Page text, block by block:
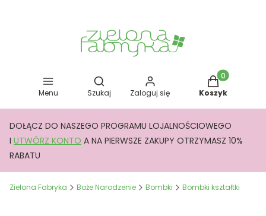
Menu
Otwórz wyszukiwarkę
Szukaj Zaloguj się
Produkty w
Koszyk
DOŁĄCZ DO NASZEGO PROGRAMU LOJALNOŚCIOWEGO
I UTWÓRZ KONTO A NA PIERWSZE ZAKUPY OTRZYMASZ 10%
RABATU
Zielona Fabryka Boże Narodzenie Bombki Bombki kształtki